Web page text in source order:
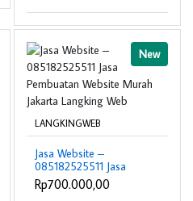
New
LANGKINGWEB
Jasa Website –
085182525511 Jasa
Pembuatan Website
Murah Jakarta Langking
Rp700.000,00